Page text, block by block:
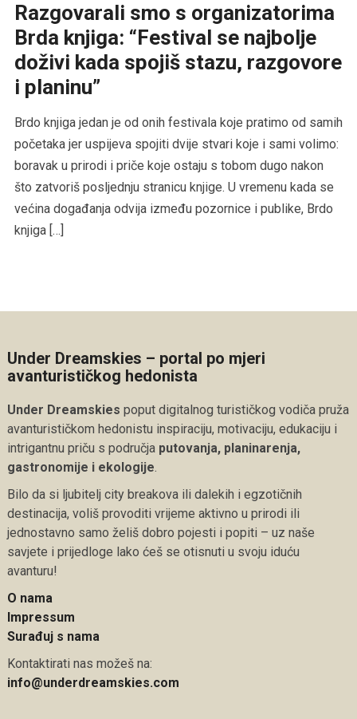
Razgovarali smo s organizatorima
Brda knjiga: “Festival se najbolje
doživi kada spojiš stazu, razgovore
i planinu”
Brdo knjiga jedan je od onih festivala koje pratimo od samih
početaka jer uspijeva spojiti dvije stvari koje i sami volimo:
boravak u prirodi i priče koje ostaju s tobom dugo nakon
što zatvoriš posljednju stranicu knjige. U vremenu kada se
većina događanja odvija između pozornice i publike, Brdo
knjiga […]
Under Dreamskies – portal po mjeri
avanturističkog hedonista
Under Dreamskies poput digitalnog turističkog vodiča pruža
avanturističkom hedonistu inspiraciju, motivaciju, edukaciju i
intrigantnu priču s područja putovanja, planinarenja,
gastronomije i ekologije.
Bilo da si ljubitelj city breakova ili dalekih i egzotičnih
destinacija, voliš provoditi vrijeme aktivno u prirodi ili
jednostavno samo želiš dobro pojesti i popiti – uz naše
savjete i prijedloge lako ćeš se otisnuti u svoju iduću
avanturu!
O nama
Impressum
Surađuj s nama
Kontaktirati nas možeš na:
info@underdreamskies.com